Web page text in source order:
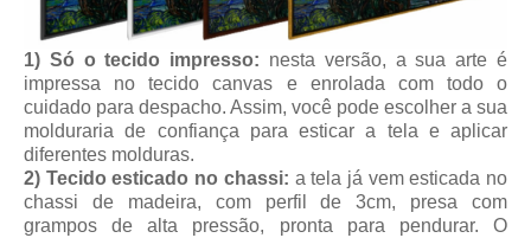
1) Só o tecido impresso: nesta versão, a sua arte é
impressa no tecido canvas e enrolada com todo o
cuidado para despacho. Assim, você pode escolher a sua
molduraria de confiança para esticar a tela e aplicar
diferentes molduras.
2) Tecido esticado no chassi: a tela já vem esticada no
chassi de madeira, com perfil de 3cm, presa com
grampos de alta pressão, pronta para pendurar. O